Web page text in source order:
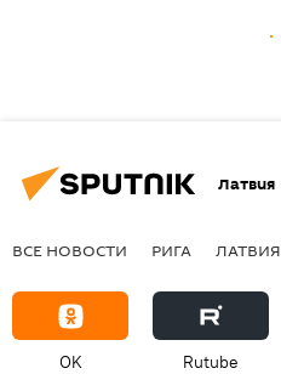
Латвия
ВСЕ НОВОСТИ РИГА ЛАТВИЯ
OK Rutube